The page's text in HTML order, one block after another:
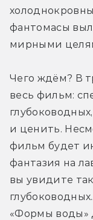
фантомасы
мирными
Чего ждём? В
весь фильм:
и ценить.
фильм будет
фантазия на
вы увидите
«Формы воды»